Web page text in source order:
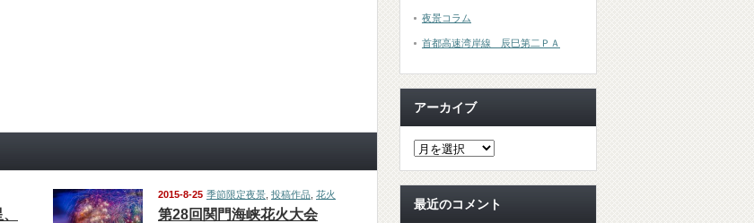
2015-8-25 季節限定夜景 投稿作品 花火
第28回関門海峡花火大会
夜景コラム
首都高速湾岸線 辰巳第二ＰＡ
アーカイブ
最近のコメント